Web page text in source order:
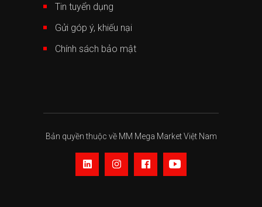
Tin tuyển dụng
Gửi góp ý, khiếu nại
Chính sách bảo mật
Bản quyền thuộc về MM Mega Market Việt Nam